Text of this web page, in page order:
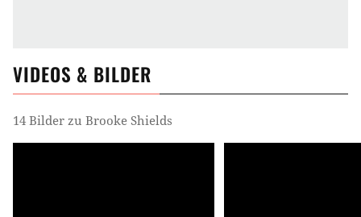
VIDEOS & BILDER
14 Bilder zu Brooke Shields